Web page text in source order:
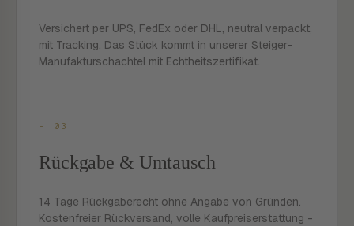
Versichert per UPS, FedEx oder DHL, neutral verpackt,
mit Tracking. Das Stück kommt in unserer Steiger-
Manufakturschachtel mit Echtheitszertifikat.
- 03
Rückgabe & Umtausch
14 Tage Rückgaberecht ohne Angabe von Gründen.
Kostenfreier Rückversand, volle Kaufpreiserstattung -